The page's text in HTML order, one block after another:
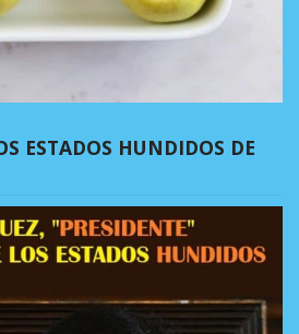
ESTADOS HUNDIDOS DE